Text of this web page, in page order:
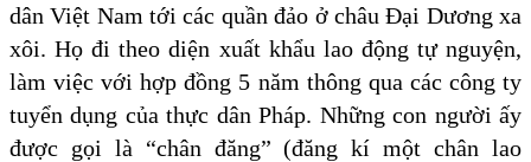
dân Việt Nam tới các quần đảo ở châu Đại Dương xa
xôi. Họ đi theo diện xuất khẩu lao động tự nguyện,
làm việc với hợp đồng 5 năm thông qua các công ty
tuyển dụng của thực dân Pháp. Những con người ấy
được gọi là “chân đăng” (đăng kí một chân lao